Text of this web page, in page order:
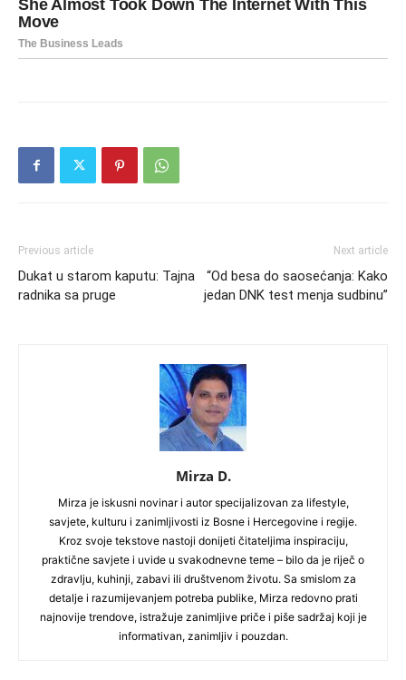
Previous article
Dukat u starom kaputu: Tajna
radnika sa pruge
Next article
“Od besa do saosećanja: Kako
jedan DNK test menja sudbinu”
Mirza D.
Mirza je iskusni novinar i autor specijalizovan za lifestyle,
savjete, kulturu i zanimljivosti iz Bosne i Hercegovine i regije.
Kroz svoje tekstove nastoji donijeti čitateljima inspiraciju,
praktične savjete i uvide u svakodnevne teme – bilo da je riječ o
zdravlju, kuhinji, zabavi ili društvenom životu. Sa smislom za
detalje i razumijevanjem potreba publike, Mirza redovno prati
najnovije trendove, istražuje zanimljive priče i piše sadržaj koji je
informativan, zanimljiv i pouzdan.